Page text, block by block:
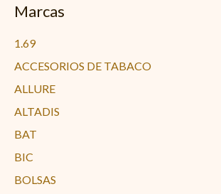
Marcas
1.69
ACCESORIOS DE TABACO
ALLURE
ALTADIS
BAT
BIC
BOLSAS